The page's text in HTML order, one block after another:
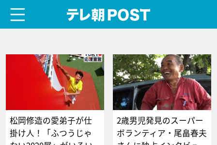
松岡修造の愛弟子が仕
掛け人！「ふつうじゃ
2歳男児発見のスーパー
ボランティア・尾畠春夫